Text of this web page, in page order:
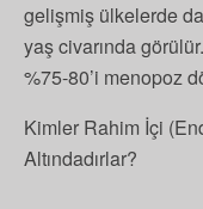
gelişmiş ülkelerde
yaş civarında
%75-80’i menopoz
Kimler Rahim İçi
Altındadırlar?